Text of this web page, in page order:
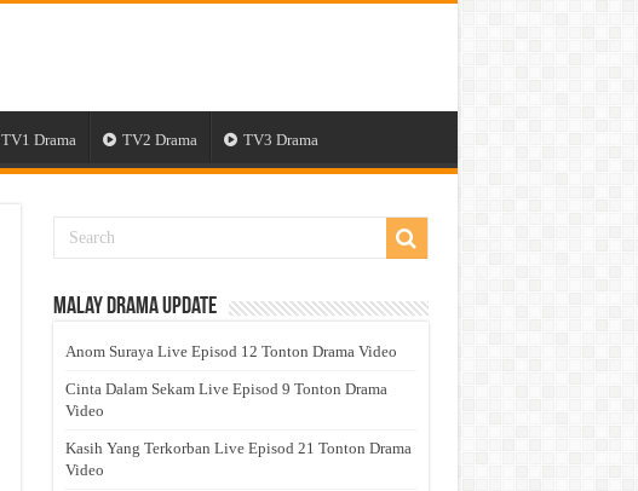
TV1 Drama TV2 Drama TV3 Drama
Malay Drama Update
Anom Suraya Live Episod 12 Tonton Drama Video
Cinta Dalam Sekam Live Episod 9 Tonton Drama
Video
Kasih Yang Terkorban Live Episod 21 Tonton Drama
Video